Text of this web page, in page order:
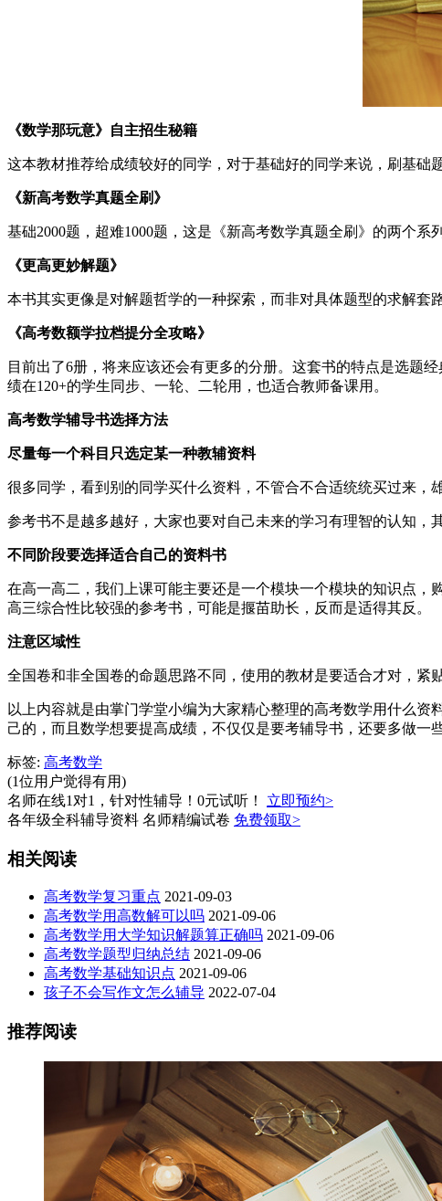
《数学那玩意》自主招生秘籍
这本教材推荐给成绩较好的同学，对于基础好的同学来说，刷基础
《新高考数学真题全刷》
基础2000题，超难1000题，这是《新高考数学真题全刷》的两个系
《更高更妙解题》
本书其实更像是对解题哲学的一种探索，而非对具体题型的求解套
《高考数额学拉档提分全攻略》
目前出了6册，将来应该还会有更多的分册。这套书的特点是选题
绩在120+的学生同步、一轮、二轮用，也适合教师备课用。
高考数学辅导书选择方法
尽量每一个科目只选定某一种教辅资料
很多同学，看到别的同学买什么资料，不管合不合适统统买过来
参考书不是越多越好，大家也要对自己未来的学习有理智的认知，
不同阶段要选择适合自己的资料书
在高一高二，我们上课可能主要还是一个模块一个模块的知识点
高三综合性比较强的参考书，可能是揠苗助长，反而是适得其反。
注意区域性
全国卷和非全国卷的命题思路不同，使用的教材是要适合才对，紧贴
以上内容就是由掌门学堂小编为大家精心整理的高考数学用什么
己的，而且数学想要提高成绩，不仅仅是要考辅导书，还要多做一
标签: 高考数学
(1位用户觉得有用)
名师在线1对1，针对性辅导！0元试听！
立即预约>
各年级全科辅导资料 名师精编试卷 免费领取>
相关阅读
高考数学复习重点 2021-09-03
高考数学用高数解可以吗 2021-09-06
高考数学用大学知识解题算正确吗 2021-09-06
高考数学题型归纳总结 2021-09-06
高考数学基础知识点 2021-09-06
孩子不会写作文怎么辅导 2022-07-04
推荐阅读